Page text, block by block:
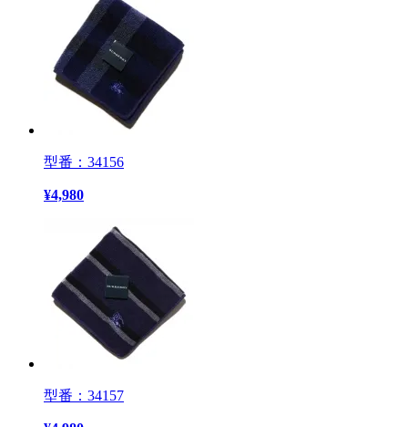
型番：34156
¥4,980
型番：34157